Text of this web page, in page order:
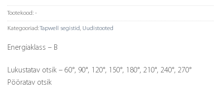
Tootekood: -
Kategooriad:Tapwell segistid, Uudistooted
Energiaklass – B
Lukustatav otsik – 60°, 90°, 120°, 150°, 180°, 210°, 240°, 270°
Pööratav otsik